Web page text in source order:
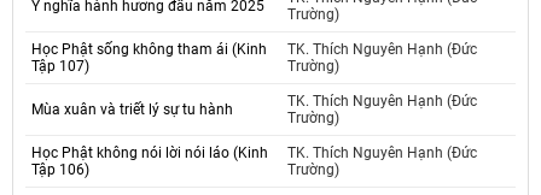
Ý nghĩa hành hương đầu năm 2025
Trường)
Học Phật sống không tham ái (Kinh
Tập 107)
TK. Thích Nguyên Hạnh (Đức
Trường)
Mùa xuân và triết lý sự tu hành
TK. Thích Nguyên Hạnh (Đức
Trường)
Học Phật không nói lời nói láo (Kinh
Tập 106)
TK. Thích Nguyên Hạnh (Đức
Trường)